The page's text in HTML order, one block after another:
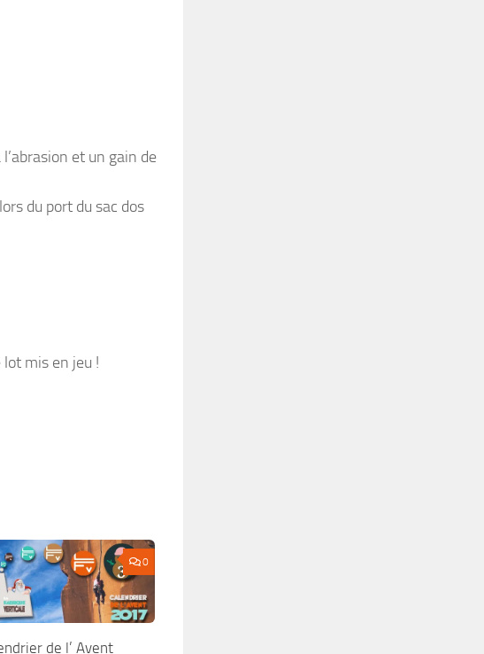
et un gain de
du port du sac dos
mis en jeu !
0
de l’ Avent